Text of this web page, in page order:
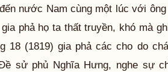
nước Nam cùng một lúc với
gia phả họ ta thất truyền, khó mà
18 (1819) gia phả các cho do
sử phủ Nghĩa Hưng, nghe sự